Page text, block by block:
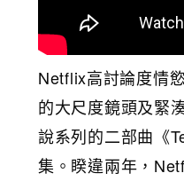
Netflix高討論度情
的大尺度鏡頭及緊
說系列的二部曲《
集。睽違兩年 ，